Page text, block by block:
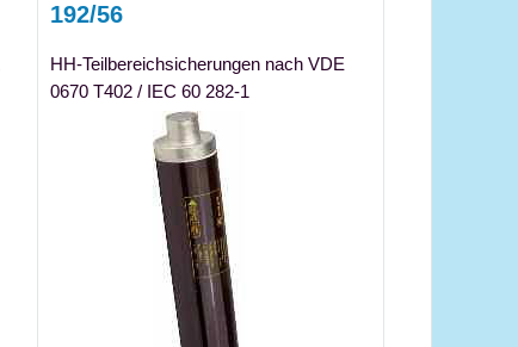
192/56
HH-Teilbereichsicherungen nach VDE
0670 T402 / IEC 60 282-1